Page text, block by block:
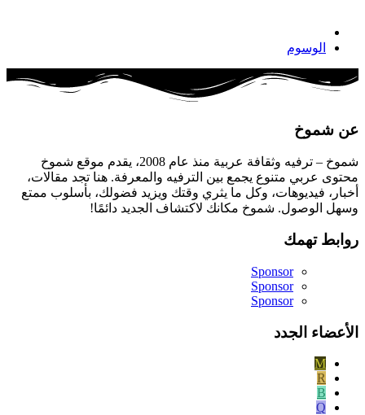
الوسوم
عن شموخ
شموخ – ترفيه وثقافة عربية منذ عام 2008، يقدم موقع شموخ
محتوى عربي متنوع يجمع بين الترفيه والمعرفة. هنا تجد مقالات،
أخبار، فيديوهات، وكل ما يثري وقتك ويزيد فضولك، بأسلوب ممتع
وسهل الوصول. شموخ مكانك لاكتشاف الجديد دائمًا!
روابط تهمك
Sponsor
Sponsor
Sponsor
الأعضاء الجدد
M
R
B
Q